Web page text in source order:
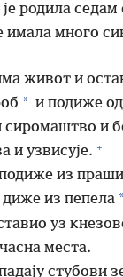
родила седам
имала много
живот и
* и подиже
сиромаштво и
и узвисује. +
из
из пепела
уз
места.
стубови